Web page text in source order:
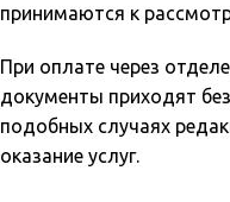
принимаются к
При оплате через
документы приходят
подобных случаях
оказание услуг.